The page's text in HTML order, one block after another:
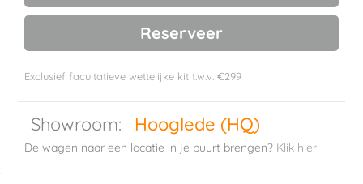
Reserveer
Exclusief facultatieve wettelijke kit t.w.v. €299
Showroom: Hooglede (HQ)
De wagen naar een locatie in je buurt brengen? Klik hier